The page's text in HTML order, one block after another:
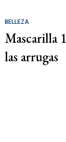
BELLEZA
Mascarilla
las arrugas